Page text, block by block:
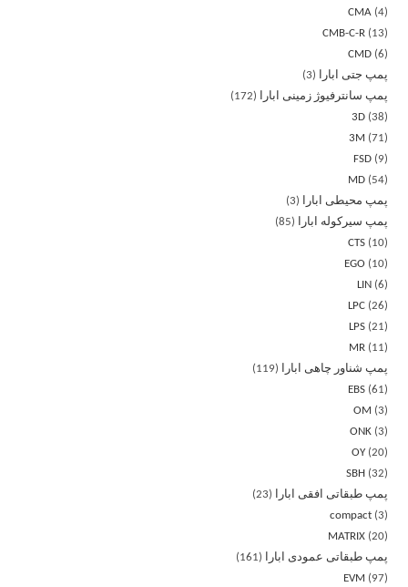
CMA 4
CMB-C-R
13
CMD 6
پمپ جتی ابارا
3
پمپ سانترفیوژ زمینی ابارا
172
3D 38
3M
71
FSD
9
MD
54
پمپ محیطی ابارا
3
پمپ سیرکوله ابارا
85
CTS
10
EGO
10
LIN
6
LPC 26
LPS 21
MR
11
پمپ شناور چاهی ابارا
119
EBS 61
OM
3
ONK 3
OY 20
SBH
32
پمپ طبقاتی افقی ابارا
23
compact 3
MATRIX 20
پمپ طبقاتی عمودی ابارا
161
EVM
97